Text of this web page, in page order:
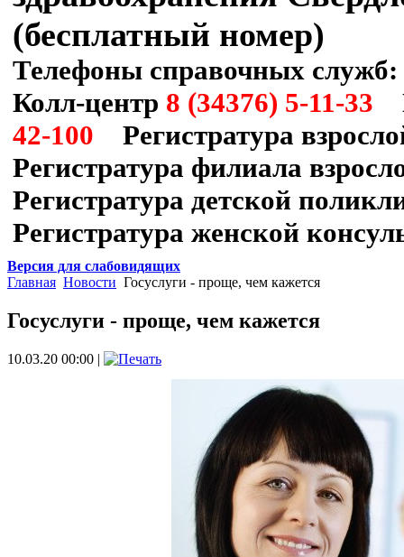
(бесплатный номер)
Телефоны справочных служб:
Колл-центр 8 (34376) 5-11-33
42-100 Регистратура
Регистратура филиала
Регистратура детской
Регистратура женской
Версия для слабовидящих
Главная Новости Госуслуги - проще, чем кажется
Госуслуги - проще, чем кажется
10.03.20 00:00 |